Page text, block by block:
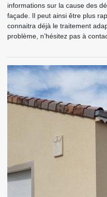
informations sur la cause des
façade. Il peut ainsi être plus
connaitra déjà le traitement
problème, n’hésitez pas à